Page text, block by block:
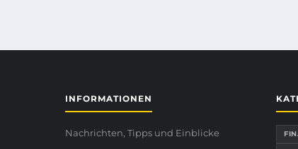
INFORMATIONEN
Nachrichten, Tipps und Einblicke